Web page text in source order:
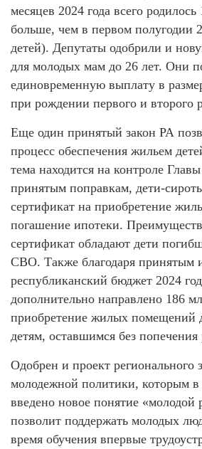
месяцев 2024 года всего
больше, чем в первом полугодии
детей). Депутаты одобрили и
для молодых мам до 26 лет. Они
единовременную выплату в
при рождении первого и второго
Еще один принятый закон РА
процесс обеспечения жильем
тема находится на контроле
принятым поправкам, дети-
сертификат на приобретение
погашение ипотеки.
сертификат обладают дети
СВО. Также благодаря принятым
республиканский бюджет 2024
дополнительно направлено 186
приобретение жилых помещений
детям, оставшимся без попечения
Одобрен и проект регионального
молодежной политики, которым в
введено новое понятие «молодой
позволит поддержать молодых
время обучения впервые